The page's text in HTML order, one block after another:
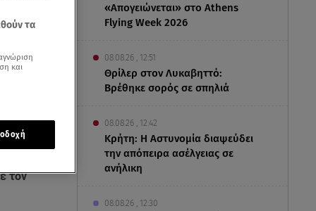
«Απογειώνεται» στο Athens
Flying Week 2026
08.08.26 , 12:51
Θρίλερ στον Λυκαβηττό:
Βρέθηκε σορός σε σπηλιά
08.08.26 , 12:42
Κρήτη: Η Αστυνομία διαψεύδει
την απόπειρα ασέλγειας σε
ανήλικη
08.08.26 , 12:30
τον
τα
και